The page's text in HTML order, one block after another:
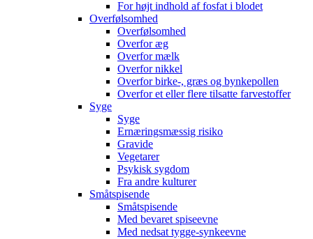
For højt indhold af fosfat i blodet
Overfølsomhed
Overfølsomhed
Overfor æg
Overfor mælk
Overfor nikkel
Overfor birke-, græs og bynkepollen
Overfor et eller flere tilsatte farvestoffer
Syge
Syge
Ernæringsmæssig risiko
Gravide
Vegetarer
Psykisk sygdom
Fra andre kulturer
Småtspisende
Småtspisende
Med bevaret spiseevne
Med nedsat tygge-synkeevne